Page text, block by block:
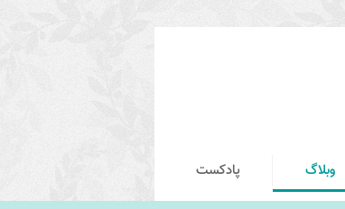
وبلاگ پادکست